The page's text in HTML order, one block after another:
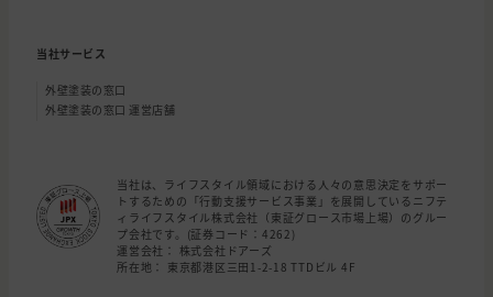
当社サービス
外壁塗装の窓口
外壁塗装の窓口 運営店舗
当社は、ライフスタイル領域における人々の意思決定をサポー
トするための「行動支援サービス事業」を展開しているニフテ
ィライフスタイル株式会社（東証グロース市場上場）のグルー
プ会社です。(証券コード：4262)
運営会社： 株式会社ドアーズ
所在地： 東京都港区三田1-2-18 TTDビル 4F